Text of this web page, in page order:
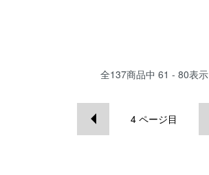
全137商品中 61 - 80表示
4 ページ目